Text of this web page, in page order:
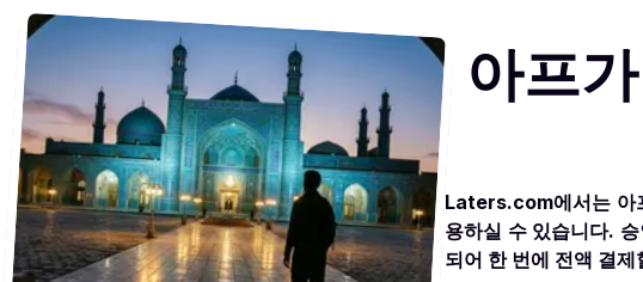
아프
Laters.com에서는 아
용하실 수 있습니다.
되어 한 번에 전액 결